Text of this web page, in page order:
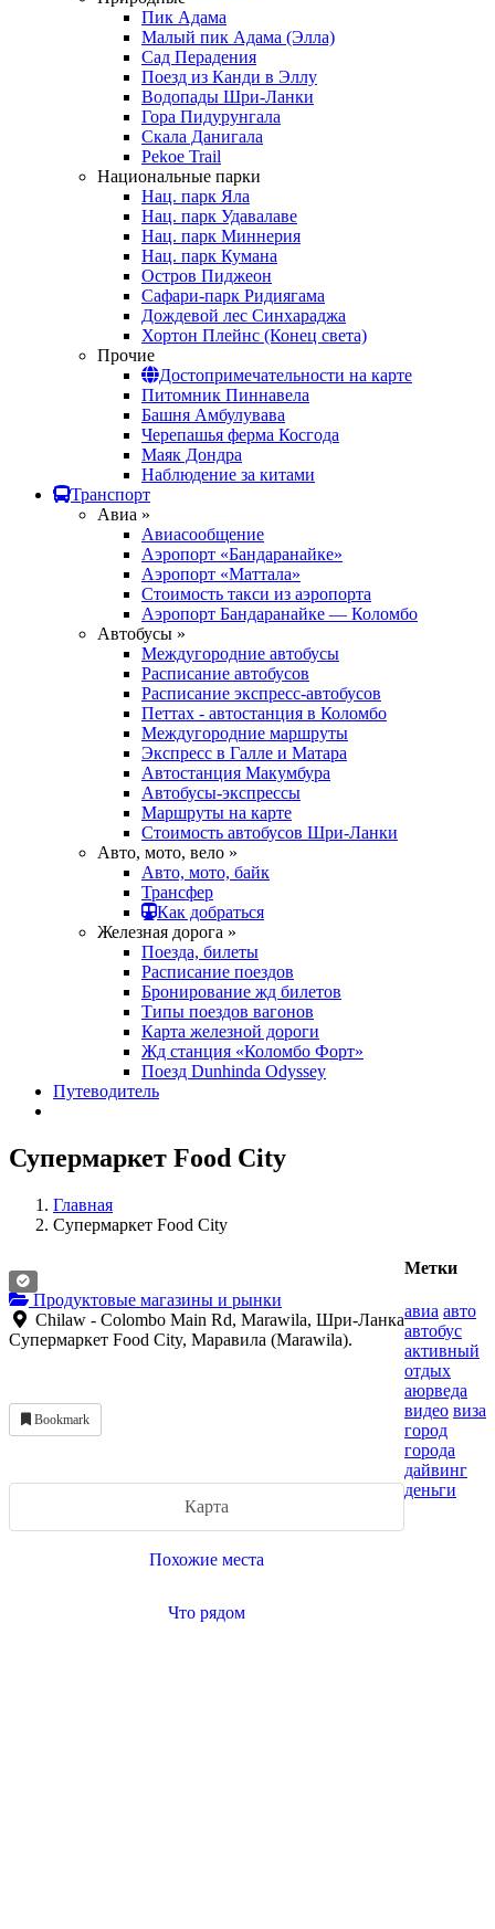
Пик Адама
Малый пик Адама (Элла)
Сад Перадения
Поезд из Канди в Эллу
Водопады Шри-Ланки
Гора Пидурунгала
Скала Данигала
Pekoe Trail
Национальные парки
Нац. парк Яла
Нац. парк Удавалаве
Нац. парк Миннерия
Нац. парк Кумана
Остров Пиджеон
Сафари-парк Ридиягама
Дождевой лес Синхараджа
Хортон Плейнс (Конец света)
Прочие
Достопримечательности на карте
Питомник Пиннавела
Башня Амбулувава
Черепашья ферма Косгода
Маяк Дондра
Наблюдение за китами
Транспорт
Авиа »
Авиасообщение
Аэропорт «Бандаранайке»
Аэропорт «Маттала»
Стоимость такси из аэропорта
Аэропорт Бандаранайке — Коломбо
Автобусы »
Междугородние автобусы
Расписание автобусов
Расписание экспресс-автобусов
Петтах - автостанция в Коломбо
Междугородние маршруты
Экспресс в Галле и Матара
Автостанция Макумбура
Автобусы-экспрессы
Маршруты на карте
Стоимость автобусов Шри-Ланки
Авто, мото, вело »
Авто, мото, байк
Трансфер
Как добраться
Железная дорога »
Поезда, билеты
Расписание поездов
Бронирование жд билетов
Типы поездов вагонов
Карта железной дороги
Жд станция «Коломбо Форт»
Поезд Dunhinda Odyssey
Путеводитель
Супермаркет Food City
Главная
Супермаркет Food City
Продуктовые магазины и рынки
Chilaw - Colombo Main Rd, Marawila, Шри-Ланка
Супермаркет Food City, Маравила (Marawila).
Bookmark
Карта
Похожие места
Что рядом
Метки
авиа авто
автобус
активный
отдых
аюрведа
видео виза
город
города
дайвинг
деньги